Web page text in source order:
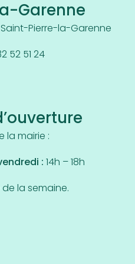
Garenne
Pierre-la-Garenne
52 51 24
la mairie :
: 14h – 18h
de la semaine.